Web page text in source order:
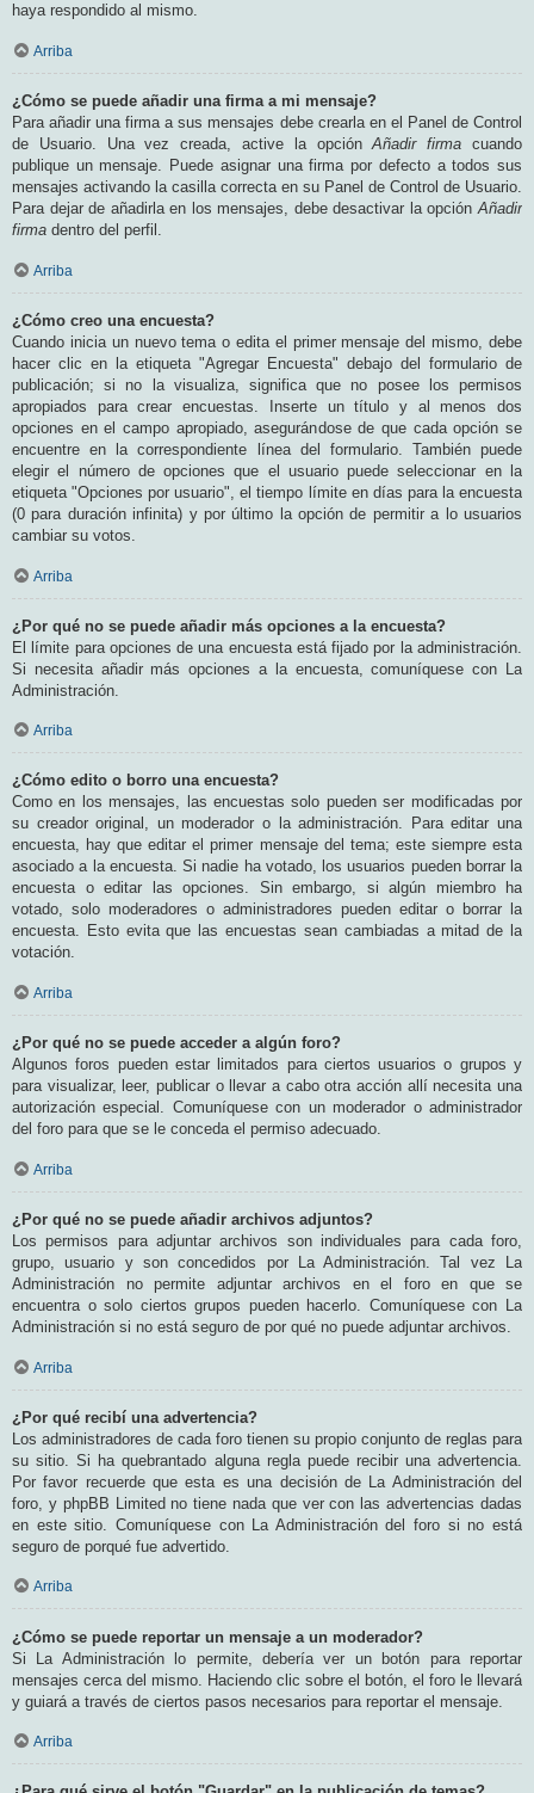
haya respondido al mismo.
Arriba
¿Cómo se puede añadir una firma a mi mensaje?
Para añadir una firma a sus mensajes debe crearla en el Panel de Control
de Usuario. Una vez creada, active la opciónAñadir firma cuando
publique un mensaje. Puede asignar una firma por defecto a todos sus
mensajes activando la casilla correcta en su Panel de Control de Usuario.
Para dejar de añadirla en los mensajes, debe desactivar la opciónAñadir
firma dentro del perfil.
Arriba
¿Cómo creo una encuesta?
Cuando inicia un nuevo tema o edita el primer mensaje del mismo, debe
hacer clic en la etiqueta "Agregar Encuesta" debajo del formulario de
publicación; si no la visualiza, significa que no posee los permisos
apropiados para crear encuestas. Inserte un título y al menos dos
opciones en el campo apropiado, asegurándose de que cada opción se
encuentre en la correspondiente línea del formulario. También puede
elegir el número de opciones que el usuario puede seleccionar en la
etiqueta "Opciones por usuario", el tiempo límite en días para la encuesta
(0 para duración infinita) y por último la opción de permitir a lo usuarios
cambiar su votos.
Arriba
¿Por qué no se puede añadir más opciones a la encuesta?
El límite para opciones de una encuesta está fijado por la administración.
Si necesita añadir más opciones a la encuesta, comuníquese con La
Administración.
Arriba
¿Cómo edito o borro una encuesta?
Como en los mensajes, las encuestas solo pueden ser modificadas por
su creador original, un moderador o la administración. Para editar una
encuesta, hay que editar el primer mensaje del tema; este siempre esta
asociado a la encuesta. Si nadie ha votado, los usuarios pueden borrar la
encuesta o editar las opciones. Sin embargo, si algún miembro ha
votado, solo moderadores o administradores pueden editar o borrar la
encuesta. Esto evita que las encuestas sean cambiadas a mitad de la
votación.
Arriba
¿Por qué no se puede acceder a algún foro?
Algunos foros pueden estar limitados para ciertos usuarios o grupos y
para visualizar, leer, publicar o llevar a cabo otra acción allí necesita una
autorización especial. Comuníquese con un moderador o administrador
del foro para que se le conceda el permiso adecuado.
Arriba
¿Por qué no se puede añadir archivos adjuntos?
Los permisos para adjuntar archivos son individuales para cada foro,
grupo, usuario y son concedidos por La Administración. Tal vez La
Administración no permite adjuntar archivos en el foro en que se
encuentra o solo ciertos grupos pueden hacerlo. Comuníquese con La
Administración si no está seguro de por qué no puede adjuntar archivos.
Arriba
¿Por qué recibí una advertencia?
Los administradores de cada foro tienen su propio conjunto de reglas para
su sitio. Si ha quebrantado alguna regla puede recibir una advertencia.
Por favor recuerde que esta es una decisión de La Administración del
foro, y phpBB Limited no tiene nada que ver con las advertencias dadas
en este sitio. Comuníquese con La Administración del foro si no está
seguro de porqué fue advertido.
Arriba
¿Cómo se puede reportar un mensaje a un moderador?
Si La Administración lo permite, debería ver un botón para reportar
mensajes cerca del mismo. Haciendo clic sobre el botón, el foro le llevará
y guiará a través de ciertos pasos necesarios para reportar el mensaje.
Arriba